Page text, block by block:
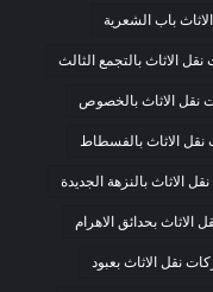
باب الشعرية
الاثاث بالتجمع الثالث
نقل الاثاث بالخصوص
الاثاث بالفسطاط
الاثاث بالنزهة الجديدة
الاثاث بحدائق الاهرام
نقل الاثاث بعبود